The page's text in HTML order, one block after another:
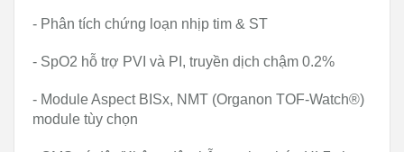
- Phân tích chứng loạn nhịp tim & ST
- SpO2 hỗ trợ PVI và PI, truyền dịch chậm 0.2%
- Module Aspect BISx, NMT (Organon TOF-Watch®)
module tùy chọn